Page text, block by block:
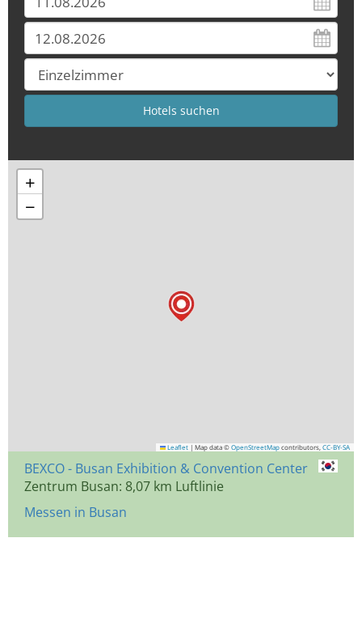
+
−
Leaflet | Map data © OpenStreetMap contributors, CC-BY-SA
BEXCO - Busan Exhibition & Convention Center
Zentrum Busan: 8,07 km Luftlinie
Messen in Busan